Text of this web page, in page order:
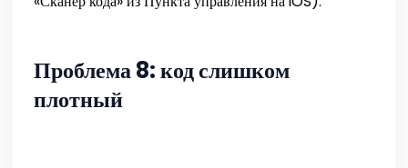
Проблема 8: код слишком
плотный